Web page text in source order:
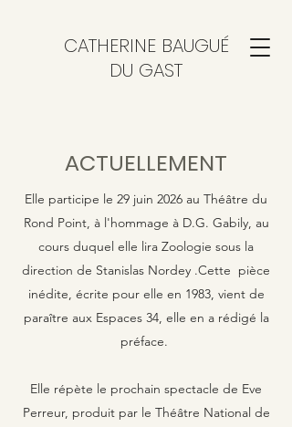
CATHERINE BAUGUÉ
DU GAST
ACTUELLEMENT
Elle participe le 29 juin 2026 au Théâtre du
Rond Point, à l'hommage à D.G. Gabily, au
cours duquel elle lira Zoologie sous la
direction de Stanislas Nordey .Cette pièce
inédite, écrite pour elle en 1983, vient de
paraître aux Espaces 34, elle en a rédigé la
préface.
Elle répète le prochain spectacle de Eve
Perreur, produit par le Théâtre National de